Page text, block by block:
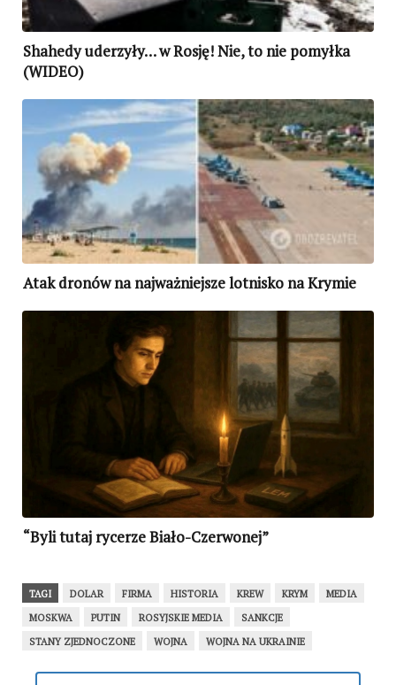
Shahedy uderzyły… w Rosję! Nie, to nie pomyłka
(WIDEO)
Atak dronów na najważniejsze lotnisko na Krymie
“Byli tutaj rycerze Biało-Czerwonej”
TAGI DOLAR FIRMA HISTORIA KREW KRYM
MEDIA
MOSKWA
PUTIN ROSYJSKIE MEDIA
SANKCJE
STANY ZJEDNOCZONE
WOJNA WOJNA NA UKRAINIE